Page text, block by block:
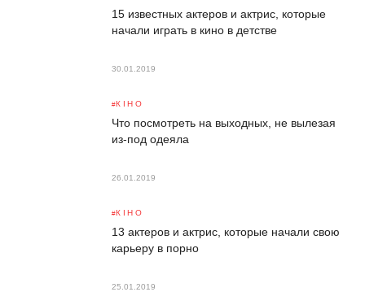
15 известных актеров и актрис, которые
начали играть в кино в детстве
30.01.2019
КІНО
Что посмотреть на выходных, не вылезая
из-под одеяла
26.01.2019
КІНО
13 актеров и актрис, которые начали свою
карьеру в порно
25.01.2019